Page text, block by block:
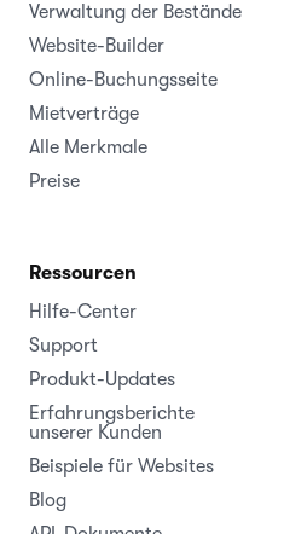
Verwaltung der Bestände
Website-Builder
Online-Buchungsseite
Mietverträge
Alle Merkmale
Preise
Ressourcen
Hilfe-Center
Support
Produkt-Updates
Erfahrungsberichte
unserer Kunden
Beispiele für Websites
Blog